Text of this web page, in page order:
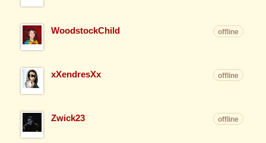
WoodstockChild offline
xXendresXx offline
Zwick23 offline